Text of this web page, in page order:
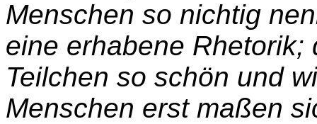
Menschen so nichtig
eine erhabene
Teilchen so schön und
Menschen erst maßen